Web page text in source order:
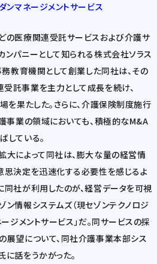
ンマネージメントサービス
の医療関連受託サービスおよび介護サ
ンパニーとして知られる株式会社ソラス
教育機関として創業した同社は、その
託事業を主力として成長を続け、
果たした。さらに、介護保険制度施行
業の領域においても、積極的なM&A
している。
大によって同社は、膨大な量の経営情
思決定を迅速化する必要性を感じるよ
同社が利用したのが、経営データを可視
ン情報システムズ（現セゾンテクノロジ
ジメントサービス」だ。同サービスの採
展望について、同社介護事業本部シス
話をうかがった。